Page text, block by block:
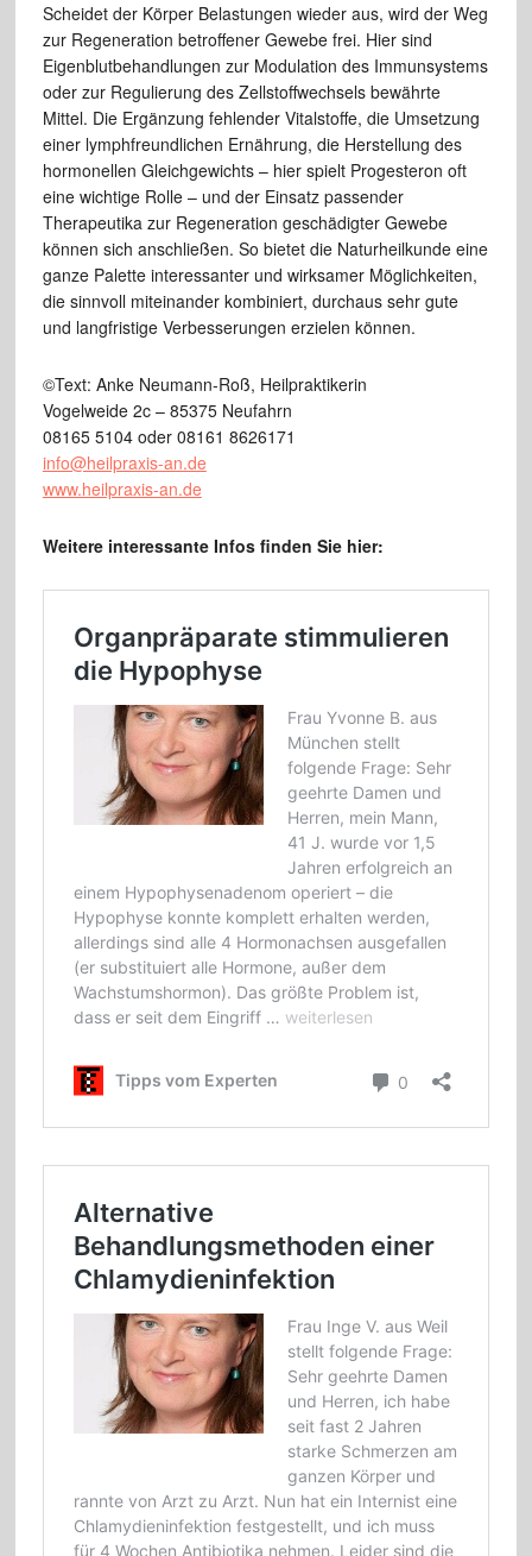
Scheidet der Körper Belastungen wieder aus, wird der Weg
zur Regeneration betroffener Gewebe frei. Hier sind
Eigenblutbehandlungen zur Modulation des Immunsystems
oder zur Regulierung des Zellstoffwechsels bewährte
Mittel. Die Ergänzung fehlender Vitalstoffe, die Umsetzung
einer lymphfreundlichen Ernährung, die Herstellung des
hormonellen Gleichgewichts – hier spielt Progesteron oft
eine wichtige Rolle – und der Einsatz passender
Therapeutika zur Regeneration geschädigter Gewebe
können sich anschließen. So bietet die Naturheilkunde eine
ganze Palette interessanter und wirksamer Möglichkeiten,
die sinnvoll miteinander kombiniert, durchaus sehr gute
und langfristige Verbesserungen erzielen können.
©Text: Anke Neumann-Roß, Heilpraktikerin
Vogelweide 2c – 85375 Neufahrn
08165 5104 oder 08161 8626171
info@heilpraxis-an.de
www.heilpraxis-an.de
Weitere interessante Infos finden Sie hier: